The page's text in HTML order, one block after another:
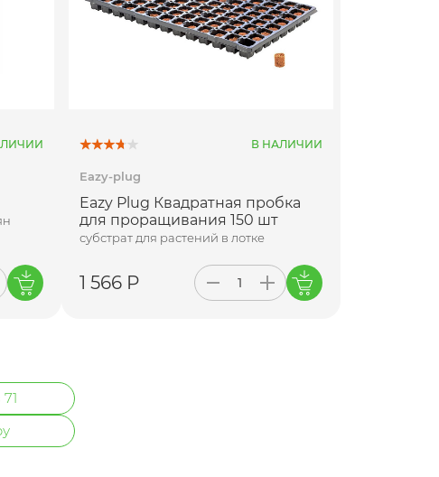
В НАЛИЧИИ
Eazy-plug
Eazy Plug Квадратная пробка
для проращивания 150 шт
субстрат для растений в лотке
1 566 Р